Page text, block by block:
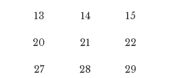
13 14 15
20 21 22
27 28 29